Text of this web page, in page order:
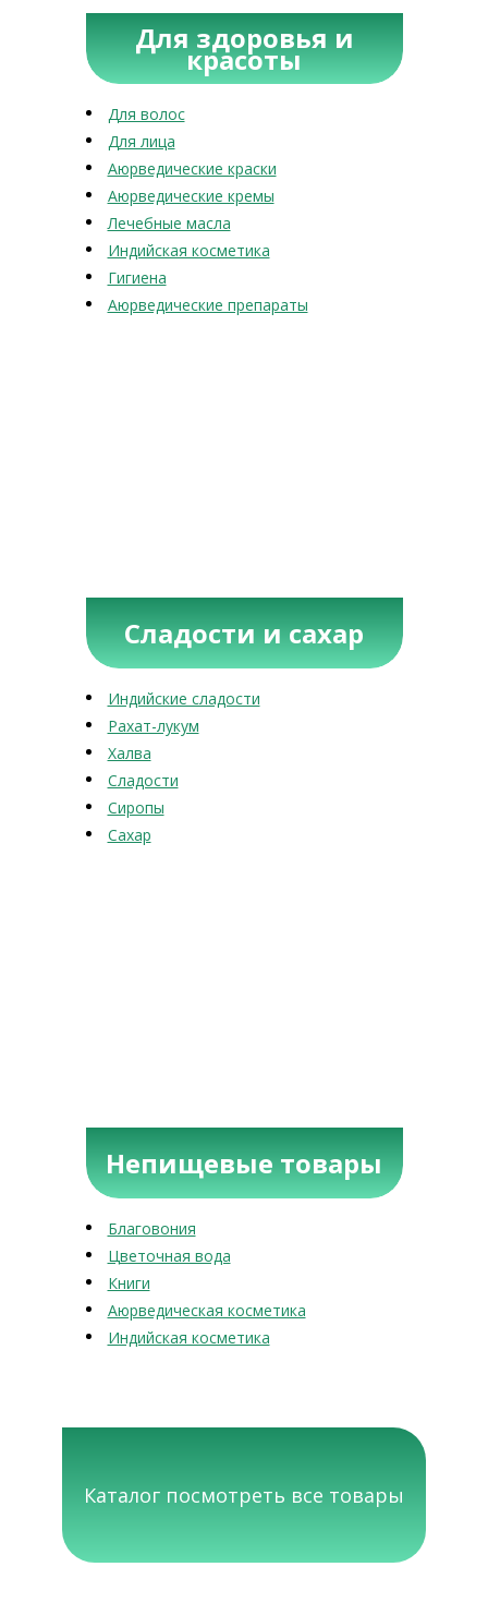
Для здоровья и
красоты
Для волос
Для лица
Аюрведические краски
Аюрведические кремы
Лечебные масла
Индийская косметика
Гигиена
Аюрведические препараты
Сладости и сахар
Индийские сладости
Рахат-лукум
Халва
Сладости
Сиропы
Сахар
Непищевые товары
Благовония
Цветочная вода
Книги
Аюрведическая косметика
Индийская косметика
Каталог посмотреть все товары